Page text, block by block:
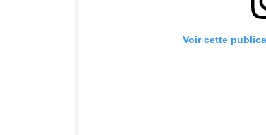
Voir cette